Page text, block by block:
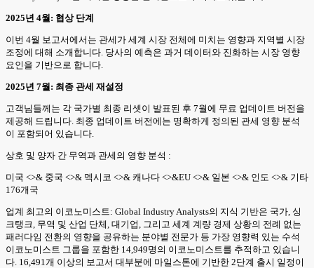
2025년 4월: 협상 단계
이번 4월 보고서에서는 관세가 세계 시장 전체에 미치는 영향과 지역별 시장
조정에 대해 소개합니다. 당사의 예측은 과거 데이터와 진화하는 시장 영향
요인을 기반으로 합니다.
2025년 7월: 최종 관세 재설정
고객님들께는 각 국가별 최종 리셋이 발표된 후 7월에 무료 업데이트 버전을
제공해 드립니다. 최종 업데이트 버전에는 명확하게 정의된 관세 영향 분석
이 포함되어 있습니다.
상호 및 양자 간 무역과 관세의 영향 분석 :
미국 <>& 중국 <>& 멕시코 <>& 캐나다 <>&EU <>& 일본 <>& 인도 <>& 기타
176개국
업계 최고의 이코노미스트: Global Industry Analysts의 지식 기반은 국가, 싱
크탱크, 무역 및 산업 단체, 대기업, 그리고 세계 계량 경제 상황의 전례 없는
패러다임 전환의 영향을 공유하는 분야별 전문가 등 가장 영향력 있는 수석
이코노미스트 그룹을 포함한 14,949명의 이코노미스트를 추적하고 있습니
다. 16,491개 이상의 보고서 대부분에 마일스톤에 기반한 2단계 출시 일정이